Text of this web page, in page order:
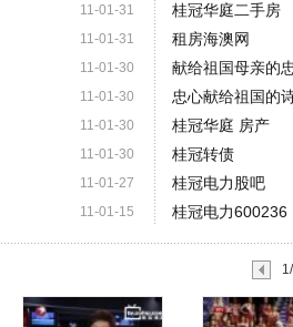
11-01-31
11-01-31
11-01-30
11-01-30
11-01-30
11-01-30
11-01-27
11-01-15
桂冠华庭二手房
租房海澳网
献给祖国母亲的
忠心献给祖国的
桂冠华庭 房产
桂冠转债
桂冠电力股吧
桂冠电力600236